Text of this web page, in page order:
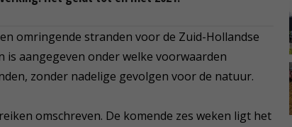
omringende stranden voor de Zuid-Hollandse
is aangegeven onder welke voorwaarden
zonder nadelige gevolgen voor de natuur.
omschreven. De komende zes weken ligt het